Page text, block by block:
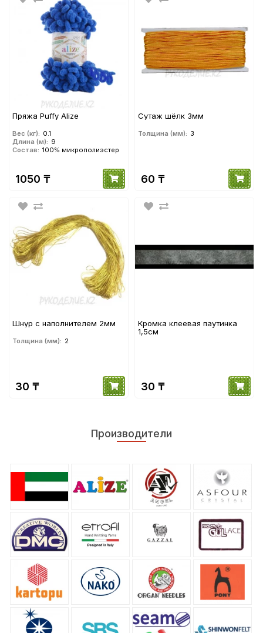
Пряжа Puffy Alize
Вес (кг): 0.1
Длина (м): 9
Состав: 100% микрополиэстер
1050 ₸
Сутаж шёлк 3мм
Толщина (мм): 3
60 ₸
Шнур с наполнителем 2мм
Толщина (мм): 2
30 ₸
Кромка клеевая паутинка
1,5см
30 ₸
Производители